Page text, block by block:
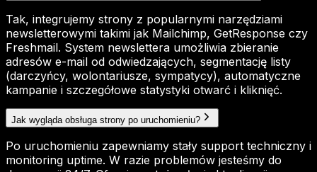
Tak, integrujemy strony z popularnymi narzędziami
newsletterowymi takimi jak Mailchimp, GetResponse czy
Freshmail. System newslettera umożliwia zbieranie
adresów e-mail od odwiedzających, segmentację listy
(darczyńcy, wolontariusze, sympatycy), automatyczne
kampanie i szczegółowe statystyki otwarć i kliknięć.
Jak wygląda obsługa strony po uruchomieniu?
Po uruchomieniu zapewniamy stały support techniczny i
monitoring uptime. W razie problemów jesteśmy do